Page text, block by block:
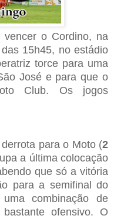
o Cordino, na
15h45, no estádio
torce para uma
José e para que o
Club. Os jogos
para o Moto (2
a última colocação
que só a vitória
para a semifinal do
combinação de
ofensivo. O